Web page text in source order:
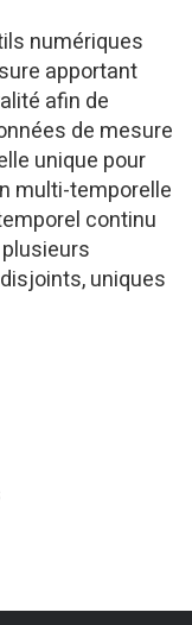
numériques
apportant
afin de
de mesure
unique pour
multi-temporelle
continu
uniques